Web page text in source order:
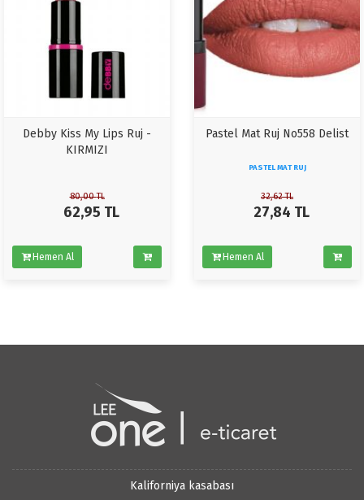
Debby Kiss My Lips Ruj -
KIRMIZI
80,00TL
62,95 TL
Hemen Al
Pastel Mat Ruj No558 Delist
PASTEL MAT RUJ
32,62TL
27,84 TL
Hemen Al
Kaliforniya kasabası